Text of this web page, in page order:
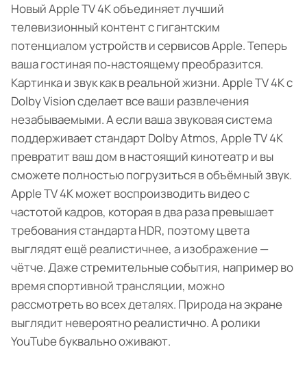
Новый Apple TV 4K объединяет лучший
телевизионный контент с гигантским
потенциалом устройств и сервисов Apple. Теперь
ваша гостиная по‑настоящему преобразится.
Картинка и звук как в реальной жизни. Apple TV 4K с
Dolby Vision сделает все ваши развлечения
незабываемыми. А если ваша звуковая система
поддерживает стандарт Dolby Atmos, Apple TV 4K
превратит ваш дом в настоящий кинотеатр и вы
сможете полностью погрузиться в объёмный звук.
Apple TV 4K может воспроизводить видео с
частотой кадров, которая в два раза превышает
требования стандарта HDR, поэтому цвета
выглядят ещё реалистичнее, а изображение —
чётче. Даже стремительные события, например во
время спортивной трансляции, можно
рассмотреть во всех деталях. Природа на экране
выглядит невероятно реалистично. А ролики
YouTube буквально оживают.